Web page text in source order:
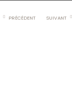
PRÉCÉDENT SUIVANT